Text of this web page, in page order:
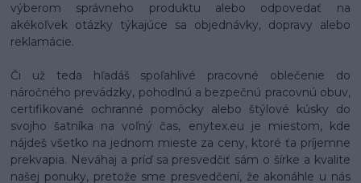
výberom správneho produktu alebo odpovedať na
akékoľvek otázky týkajúce sa objednávky, dopravy alebo
reklamácie.
Či už teda hľadáš spoľahlivé pracovné oblečenie do
náročného prevádzky, pohodlnú a bezpečnú pracovnú obuv,
certifikované ochranné pomôcky alebo štýlové kúsky do
svojho šatníka na voľný čas, enytex.eu je miestom, kde
nájdeš všetko na jednom mieste za ceny, ktoré ťa príjemne
prekvapia. Neváhaj a príď sa presvedčiť sám o šírke a kvalite
našej ponuky, pretože sme presvedčení, že akonáhle u nás